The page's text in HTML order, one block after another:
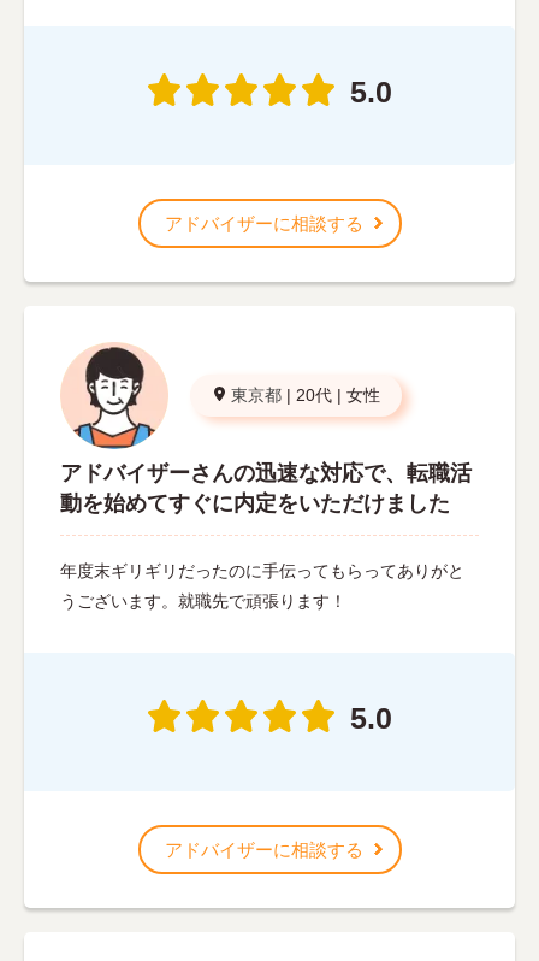
5.0
アドバイザーに相談する
東京都 | 20代 | 女性
アドバイザーさんの迅速な対応で、転職活
動を始めてすぐに内定をいただけました
年度末ギリギリだったのに手伝ってもらってありがと
うございます。就職先で頑張ります！
5.0
アドバイザーに相談する